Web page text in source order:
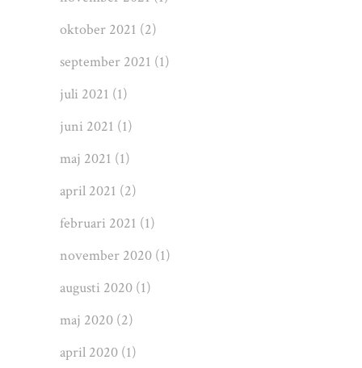
oktober 2021 (2)
september 2021 (1)
juli 2021 (1)
juni 2021 (1)
maj 2021 (1)
april 2021 (2)
februari 2021 (1)
november 2020 (1)
augusti 2020 (1)
maj 2020 (2)
april 2020 (1)